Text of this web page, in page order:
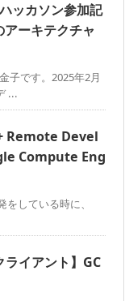
ッカソン参加記
ーキテクチャ
子です。2025年2月
...
Remote Devel
Compute Eng
している時に、
ライアント】GC